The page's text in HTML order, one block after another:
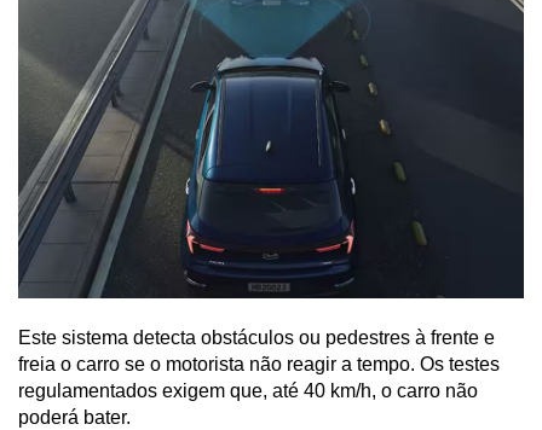
Este sistema detecta obstáculos ou pedestres à frente e
freia o carro se o motorista não reagir a tempo. Os testes
regulamentados exigem que, até 40 km/h, o carro não
poderá bater.